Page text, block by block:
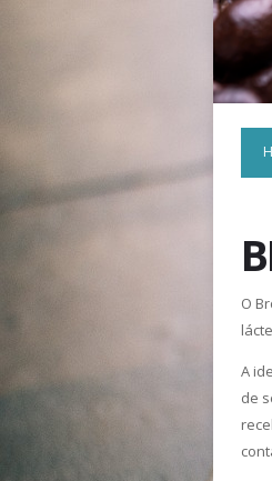
O
A
de